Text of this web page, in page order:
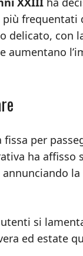
frequentati
delicato, con
aumentano
per
ha affisso
si
ed estate